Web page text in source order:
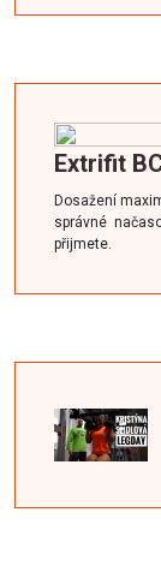
Extrifit
Dosažení
správné
přijmete.